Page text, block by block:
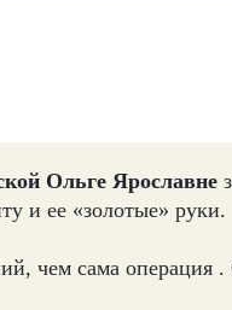
Ольге Ярославне
и ее «золотые» руки.
чем сама операция